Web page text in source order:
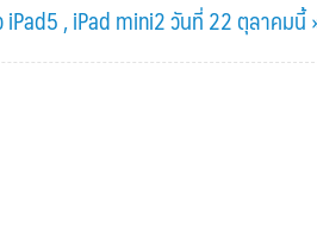
iPad5 , iPad mini2 วันที่ 22 ตุลาคมนี้